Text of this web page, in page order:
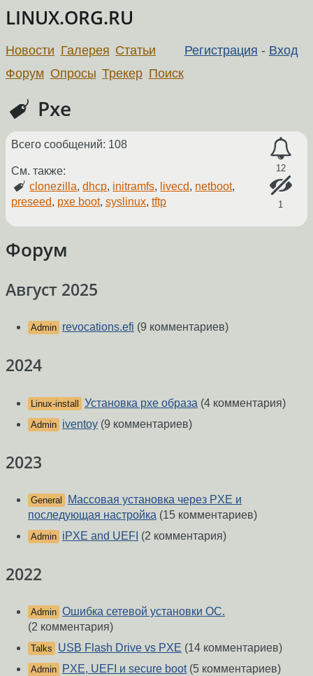
LINUX.ORG.RU
Регистрация - Вход
Новости Галерея Статьи
Форум Опросы Трекер Поиск
Pxe
12
1
Всего сообщений: 108
См. также:
clonezilla,dhcp, initramfs, livecd, netboot,
preseed, pxe boot, syslinux, tftp
Форум
Август 2025
Admin revocations.efi (9 комментариев)
2024
Linux-install Установка pxe образа (4 комментария)
Admin iventoy (9 комментариев)
2023
General
Массовая установка через PXE и
последующая настройка (15 комментариев)
Admin iPXE and UEFI (2 комментария)
2022
Admin Ошибка сетевой установки ОС.
(2 комментария)
Talks USB Flash Drive vs PXE (14 комментариев)
Admin PXE, UEFI и secure boot(5 комментариев)